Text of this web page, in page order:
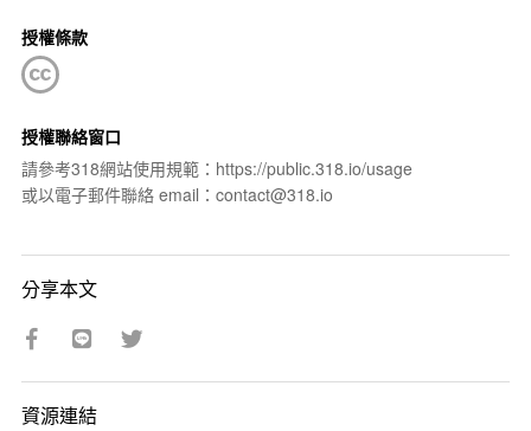
授權條款
授權聯絡窗口
請參考318網站使用規範：https://public.318.io/usage
或以電子郵件聯絡 email：contact@318.io
分享本文
資源連結